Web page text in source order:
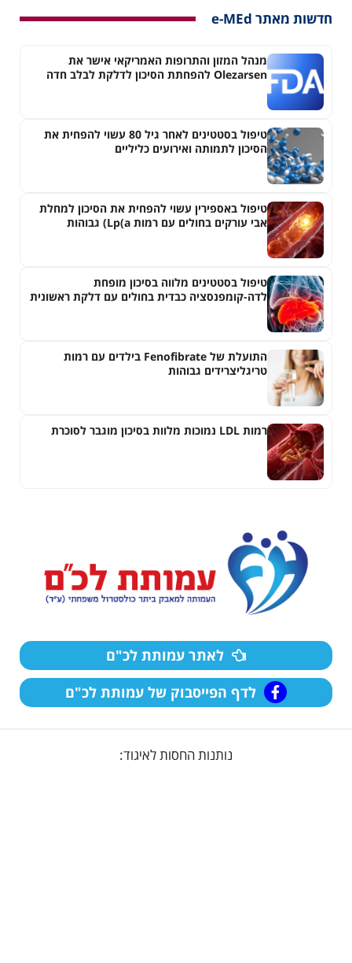
חדשות מאתר e-MEd
מנהל המזון והתרופות האמריקאי אישר את
Olezarsen להפחתת הסיכון לדלקת לבלב חדה
טיפול בסטטינים לאחר גיל 80 עשוי להפחית את
הסיכון לתמותה ואירועים כליליים
טיפול באספירין עשוי להפחית את הסיכון למחלת
אבי עורקים בחולים עם רמות Lp(a) גבוהות
טיפול בסטטינים מלווה בסיכון מופחת
לדה-קומפנסציה כבדית בחולים עם דלקת ראשונית
התועלת של Fenofibrate בילדים עם רמות
טריגליצרידים גבוהות
רמות LDL נמוכות מלוות בסיכון מוגבר לסוכרת
לאתר עמותת לכ"ם
לדף הפייסבוק של עמותת לכ"ם
נותנות החסות לאיגוד: